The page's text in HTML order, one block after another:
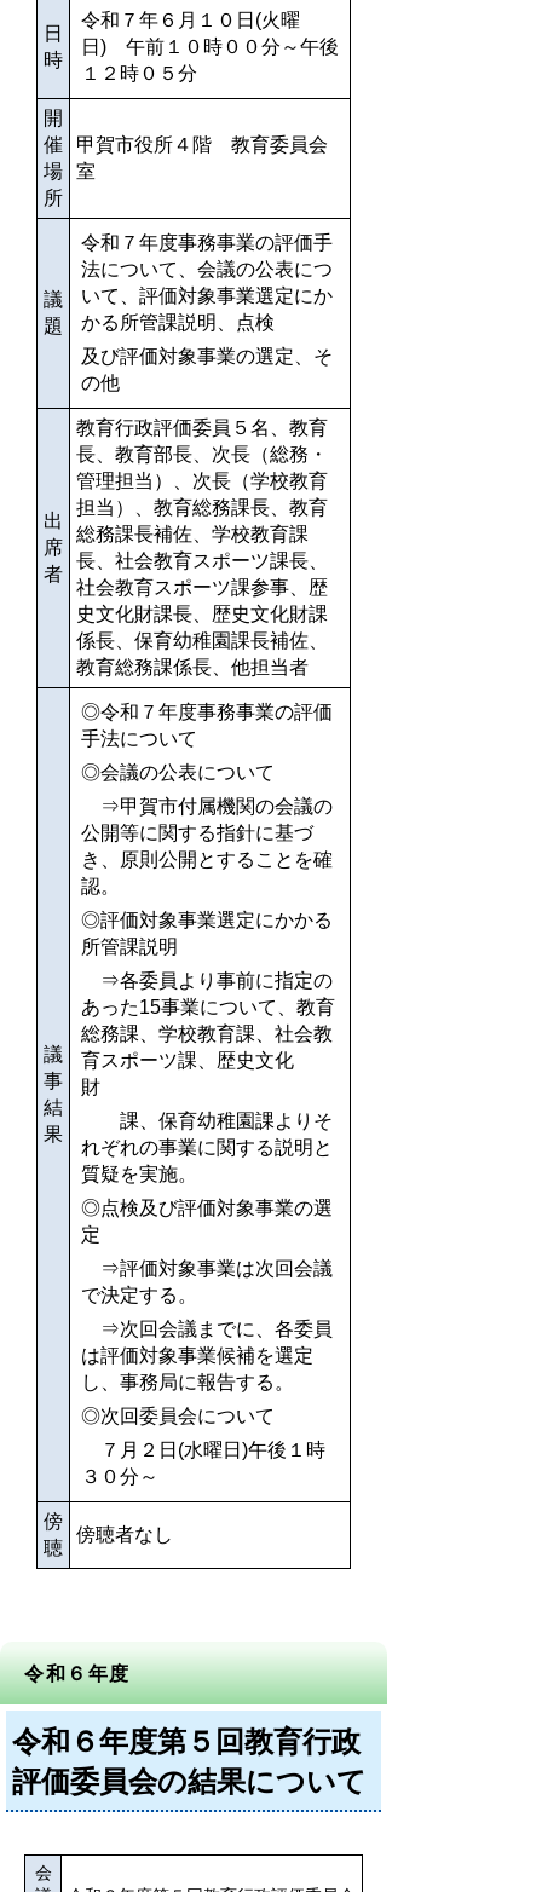
日
時
令和７年６月１０日(火曜
日) 午前１０時００分～午後
１２ 時０５分
開
催
場
所
甲賀市役所４階 教育委員会
室
議
題
令和７年度事務事業の評価手
法について、会議の公表につ
いて、評価対象事業選定にか
かる所管課説明、点検
及び評価対象事業の選定、そ
の他
出
席
者
教育行政評価委員５名、教育
長、教育部長、次長（総務・
管理担当）、次長（学校教育
担当）、教育総務課長、教育
総務課長補佐、学校教育課
長、社会教育スポーツ課長、
社会教育スポーツ課参事、歴
史文化財課長、歴史文化財課
係長、保育幼稚園課長補佐、
教育総務課係長、他担当者
議
事
結
果
◎令和７年度事務事業の評価
手法について
◎会議の公表について
⇒甲賀市付属機関の会議の
公開等に関する指針に基づ
き、原則公開とすることを確
認。
◎評価対象事業選定にかかる
所管課説明
⇒各委員より事前に指定の
あった15事業について、教育
総務課、学校教育課、社会教
育スポーツ課、歴史文化
財
課、保育幼稚園課よりそ
れぞれの事業に関する説明と
質疑を実施。
◎点検及び評価対象事業の選
定
⇒評価対象事業は次回会議
で決定する。
⇒次回会議までに、各委員
は評価対象事業候補を選定
し、事務局に報告する。
◎次回委員会について
７月２日(水曜日)午後１時
３０分～
傍
聴
傍聴者なし
令和６年度
令和６年度第５回教育行政
評価委員会の結果について
会